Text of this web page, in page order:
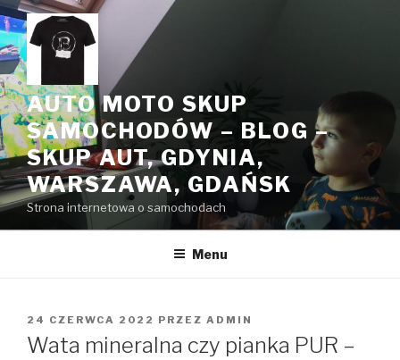
Przeskocz
do
treści
AUTO MOTO SKUP
SAMOCHODÓW – BLOG –
SKUP AUT, GDYNIA,
WARSZAWA, GDAŃSK
Strona internetowa o samochodach
Menu
OPUBLIKOWANE
W
24 CZERWCA 2022 PRZEZ ADMIN
Wata mineralna czy pianka PUR –